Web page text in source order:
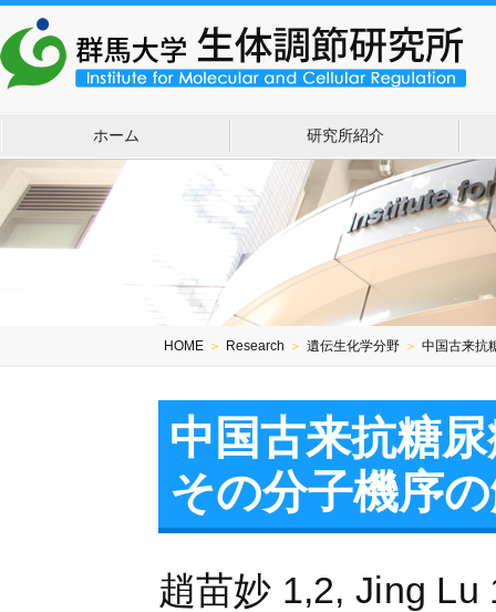
ホーム 研究所紹介
HOME ＞ Research ＞ 遺伝生化学分野 ＞ 中国古来抗
中国古来抗糖
その分子機序
趙苗妙 1,2, Jing